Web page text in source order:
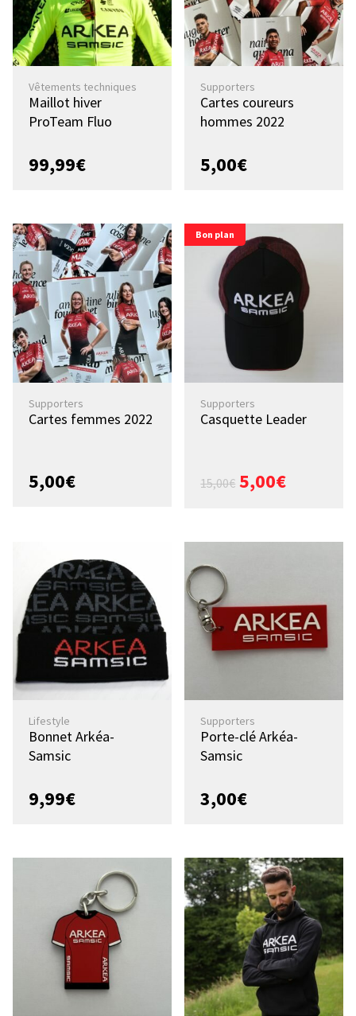
Vêtements techniques
Maillot hiver
ProTeam Fluo
99,99€
Supporters
Cartes coureurs
hommes 2022
5,00€
Supporters
Cartes femmes 2022
5,00€
Bon plan
Supporters
Casquette Leader
15,00€ 5,00€
Lifestyle
Bonnet Arkéa-
Samsic
9,99€
Supporters
Porte-clé Arkéa-
Samsic
3,00€